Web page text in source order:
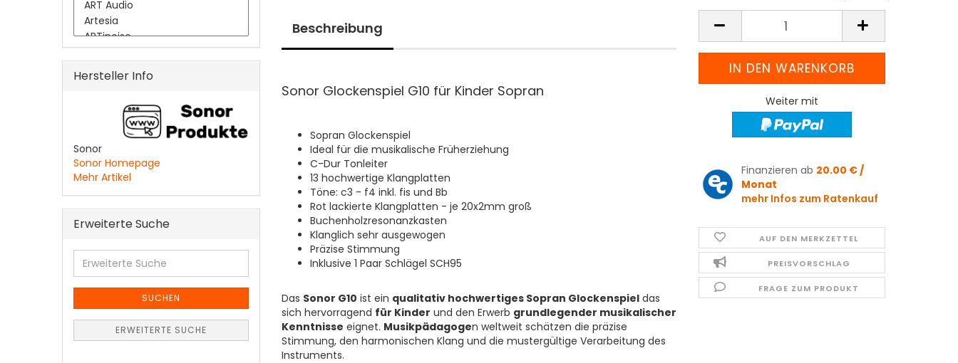
Weiter mit
Finanzieren ab 20.00 € /
Monat
mehr Infos zum Ratenkauf
AUF DEN MERKZETTEL
PREISVORSCHLAG
FRAGE ZUM PRODUKT
Beschreibung
Sonor Glockenspiel G10 für Kinder Sopran
Sopran Glockenspiel
Ideal für die musikalische Früherziehung
C-Dur Tonleiter
13 hochwertige Klangplatten
Töne: c3 - f4 inkl. fis und Bb
Rot lackierte Klangplatten - je 20x2mm groß
Buchenholzresonanzkasten
Klanglich sehr ausgewogen
Präzise Stimmung
Inklusive 1 Paar Schlägel SCH95
Das Sonor G10 ist ein qualitativ hochwertiges Sopran Glockenspieldas
sich hervorragend für Kinder und den Erwerb grundlegender musikalischer
Kenntnisse eignet. Musikpädagogen weltweit schätzen die präzise
Stimmung, den harmonischen Klang und die mustergültige Verarbeitung des
Instruments.
Hersteller Info
Sonor
Sonor Homepage
Mehr Artikel
Erweiterte Suche
Erweiterte
Suche
SUCHEN
ERWEITERTE SUCHE